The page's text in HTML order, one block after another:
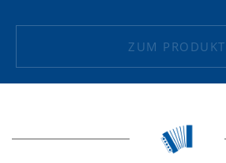
ZUM PRODUKT